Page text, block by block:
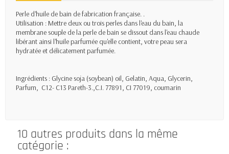
Perle d'huile de bain de fabrication française. .
Utilisation : Mettre deux ou trois perles dans l'eau du bain, la
membrane souple de la perle de bain se dissout dans l'eau chaude
libérant ainsi l'huile parfumée qu'elle contient, votre peau sera
hydratée et délicatement parfumée.
Ingrédients : Glycine soja (soybean) oil, Gelatin, Aqua, Glycerin,
Parfum, C12- C13 Pareth-3.,C.I. 77891, CI 77019, coumarin
10 autres produits dans la même
catégorie :